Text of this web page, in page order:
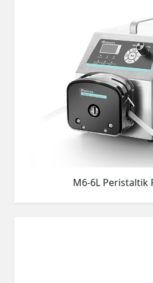
M6-6L Peristaltik